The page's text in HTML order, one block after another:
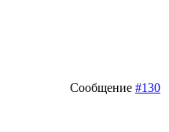
Сообщение #130